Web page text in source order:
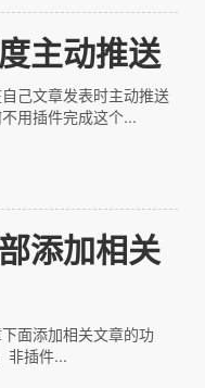
主动推送
己文章发表时主动推送
用插件完成这个...
添加相关
面添加相关文章的功
非插件...